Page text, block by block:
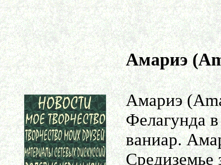
Амариэ
Амариэ
Фелагунда
ваниар.
Средиземье